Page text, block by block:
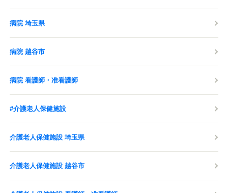
病院 埼玉県
病院 越谷市
病院 看護師・准看護師
#介護老人保健施設
介護老人保健施設 埼玉県
介護老人保健施設 越谷市